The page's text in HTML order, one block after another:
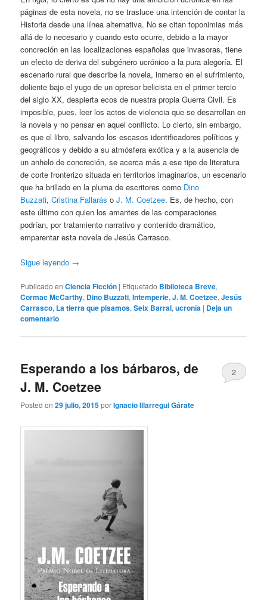
páginas de esta novela, no se trasluce una intención de contar la
Historia desde una línea alternativa. No se citan toponimias más
allá de lo necesario y cuando esto ocurre, debido a la mayor
concreción en las localizaciones españolas que invasoras, tiene
un efecto de deriva del subgénero ucrónico a la pura alegoría. El
escenario rural que describe la novela, inmerso en el sufrimiento,
doliente bajo el yugo de un opresor belicista en el primer tercio
del siglo XX, despierta ecos de nuestra propia Guerra Civil. Es
imposible, pues, leer los actos de violencia que se desarrollan en
la novela y no pensar en aquel conflicto. Lo cierto, sin embargo,
es que el libro, salvando los escasos identificadores políticos y
geográficos y debido a su atmósfera exótica y a la ausencia de
un anhelo de concreción, se acerca más a ese tipo de literatura
de corte fronterizo situada en territorios imaginarios, un escenario
que ha brillado en la pluma de escritores como Dino
Buzzati,Cristina Fallarás oJ. M. Coetzee. Es, de hecho, con
este último con quien los amantes de las comparaciones
podrían, por tratamiento narrativo y contenido dramático,
emparentar esta novela de Jesús Carrasco.
Sigue leyendo →
Publicado en Ciencia Ficción | Etiquetado Biblioteca Breve,
Cormac McCarthy, Dino Buzzati,Intemperie,J. M. Coetzee,Jesús
Carrasco, La tierra que pisamos,Seix Barral,ucronía | Deja un
comentario
Esperando a los bárbaros, de
J. M. Coetzee
Posted on29 julio, 2015porIgnacio Illarregui Gárate
2